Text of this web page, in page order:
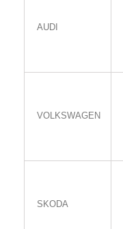
AUDI
VOLKSWAGEN
SKODA